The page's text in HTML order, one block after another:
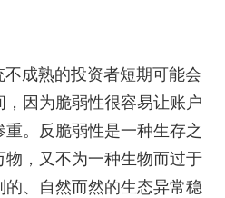
成熟的投资者短期可能会
因为脆弱性很容易让账户
。反脆弱性是一种生存之
，又不为一种生物而过于
、自然而然的生态异常稳